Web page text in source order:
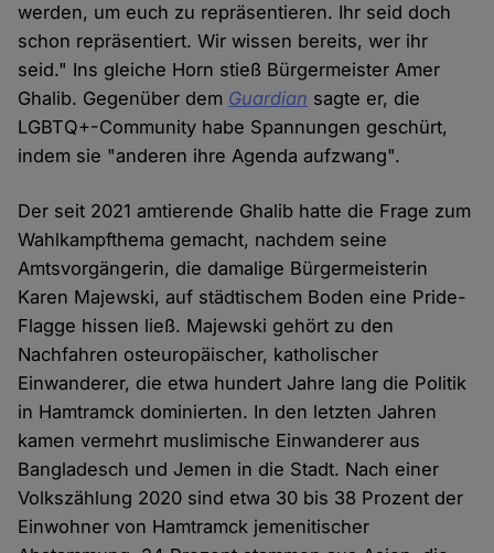
werden, um euch zu repräsentieren. Ihr seid doch
schon repräsentiert. Wir wissen bereits, wer ihr
seid." Ins gleiche Horn stieß Bürgermeister Amer
Ghalib. Gegenüber dem Guardian sagte er, die
LGBTQ+-Community habe Spannungen geschürt,
indem sie "anderen ihre Agenda aufzwang".
Der seit 2021 amtierende Ghalib hatte die Frage zum
Wahlkampfthema gemacht, nachdem seine
Amtsvorgängerin, die damalige Bürgermeisterin
Karen Majewski, auf städtischem Boden eine Pride-
Flagge hissen ließ. Majewski gehört zu den
Nachfahren osteuropäischer, katholischer
Einwanderer, die etwa hundert Jahre lang die Politik
in Hamtramck dominierten. In den letzten Jahren
kamen vermehrt muslimische Einwanderer aus
Bangladesch und Jemen in die Stadt. Nach einer
Volkszählung 2020 sind etwa 30 bis 38 Prozent der
Einwohner von Hamtramck jemenitischer